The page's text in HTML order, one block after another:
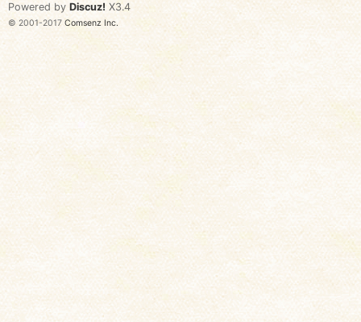
Powered by Discuz! X3.4
© 2001-2017 Comsenz Inc.